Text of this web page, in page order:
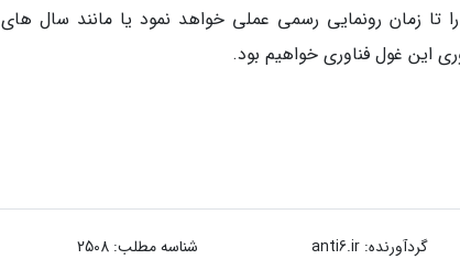
تا زمان رونمایی رسمی عملی خواهد نمود یا مانند سال های
این غول فناوری خواهیم بود.
گردآورنده:anti6.ir شناسه مطلب: 2508